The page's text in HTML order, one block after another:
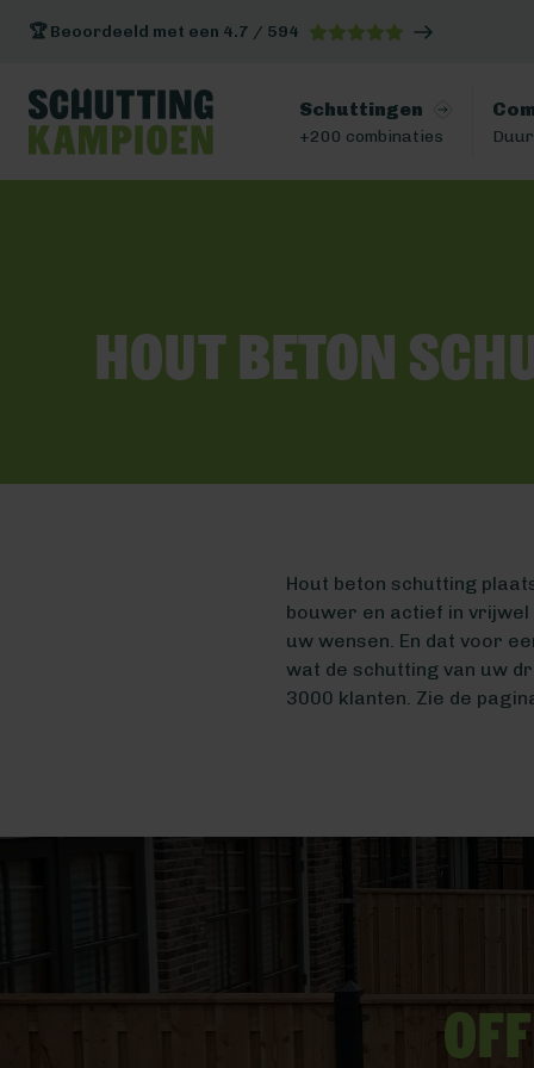
🏆 Beoordeeld met een 4.7 / 594
Schuttingen
+200 combinaties
Hout beton
Hout beton schutting
bouwer en actief in vrijwel
uw wensen. En dat voor
wat de schutting van uw
3000 klanten. Zie de